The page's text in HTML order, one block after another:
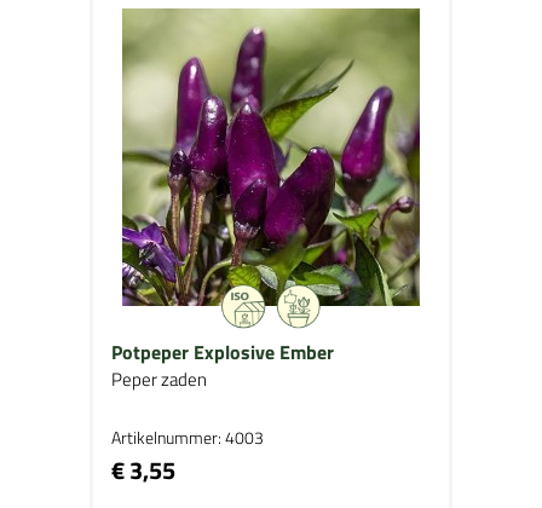
Potpeper Explosive Ember
Peper zaden
Artikelnummer: 4003
€ 3,55